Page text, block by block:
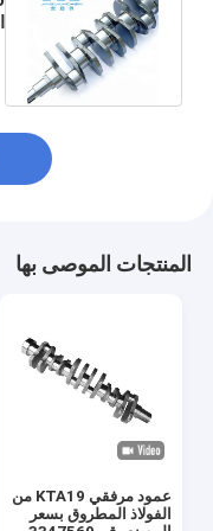
المنتجات الموصى بها
عمود مرفقي KTA19 من
الفولاذ المطروق بسعر